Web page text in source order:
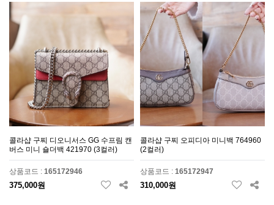
콜라샵 구찌 디오니서스 GG 수프림 캔
버스 미니 숄더백 421970 (3컬러)
상품코드 : 165172946
375,000원
콜라샵 구찌 오피디아 미니백 764960
(2컬러)
상품코드 : 165172947
310,000원